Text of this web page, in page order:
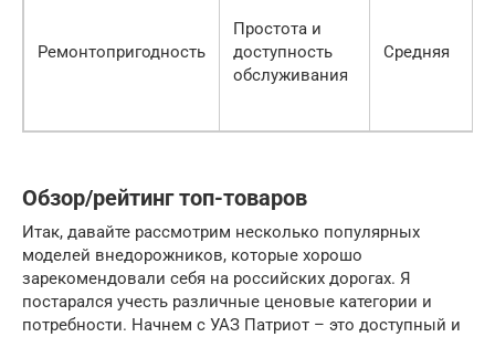
Ремонтопригодность
Простота и
доступность
обслуживания
Средняя
Обзор/рейтинг топ-товаров
Итак, давайте рассмотрим несколько популярных
моделей внедорожников, которые хорошо
зарекомендовали себя на российских дорогах. Я
постарался учесть различные ценовые категории и
потребности. Начнем с УАЗ Патриот – это доступный и